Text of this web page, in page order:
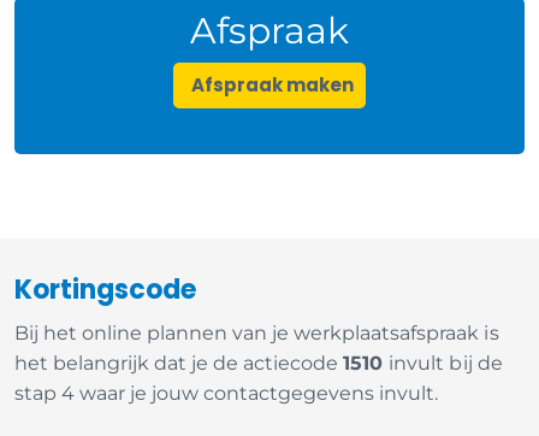
Afspraak
Afspraak maken
Kortingscode
Bij het online plannen van je werkplaatsafspraak is
het belangrijk dat je de actiecode1510 invult bij de
stap 4 waar je jouw contactgegevens invult.